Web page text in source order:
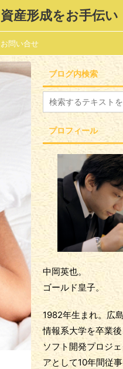
産形成をお手伝い
お問い合せ
ブログ内検索
プロフィール
中岡英也。
ゴールド皇子。
1982年生まれ。広島
情報系大学を卒業
ソフト開発プロジ
アとして10年間従事